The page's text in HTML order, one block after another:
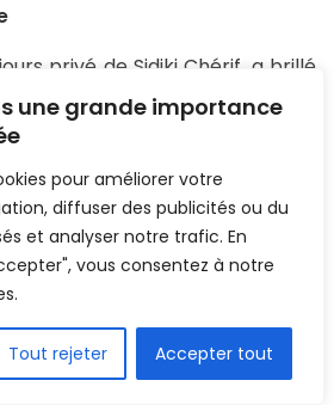
une grande importance
pour améliorer votre
diffuser des publicités ou du
et analyser notre trafic. En
vous consentez à notre
Tout rejeter Accepter tout
privé de Sidiki Chérif, a brillé
Madiou Keita est resté sur
U19
Moustapha Dabo (17e et 55e),
ont surclassé le SC Beaucouse
onze de départ, Sanah Camara a
de jeu. Salifou Soumah de son
dernières minutes.